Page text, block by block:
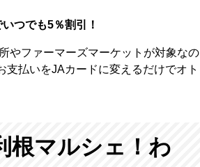
つでも5％割引！
やファーマーズマーケットが対象なの
払いをJAカードに変えるだけでオト
根マルシェ！わ